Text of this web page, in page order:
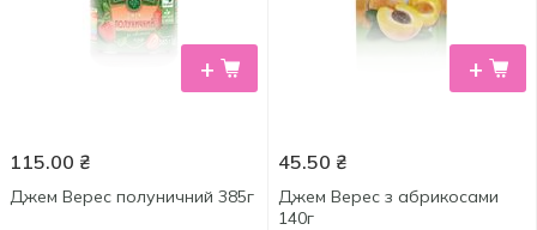
+
115.00 ₴
Джем Верес полуничний 385г
+
45.50 ₴
Джем Верес з абрикосами
140г